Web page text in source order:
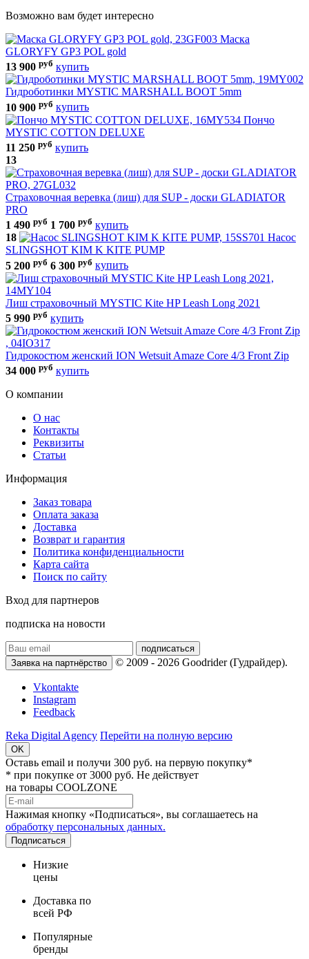
Возможно вам будет интересно
Маска
GLORYFY GP3 POL gold
13 900 руб купить
Гидроботинки MYSTIC MARSHALL BOOT 5mm
10 900 руб купить
Пончо
MYSTIC COTTON DELUXE
11 250 руб купить
13
Страховочная веревка (лиш) для SUP - доски GLADIATOR
PRO
1 490 руб 1 700 руб купить
18
Насос
SLINGSHOT KIM K KITE PUMP
5 200 руб 6 300 руб купить
Лиш страховочный MYSTIC Kite HP Leash Long 2021
5 990 руб купить
Гидрокостюм женский ION Wetsuit Amaze Core 4/3 Front Zip
34 000 руб купить
О компании
О нас
Контакты
Реквизиты
Статьи
Информация
Заказ товара
Оплата заказа
Доставка
Возврат и гарантия
Политика конфиденциальности
Карта сайта
Поиск по сайту
Вход для партнеров
подписка на новости
подписаться
Заявка на партнёрство
© 2009 - 2026 Goodrider (Гудрайдер).
Vkontakte
Instagram
Feedback
Reka Digital Agency Перейти на полную версию
OK
Оставь email и получи 300 руб. на первую покупку*
* при покупке от 3000 руб. Не действует
на товары COOLZONE
Нажимая кнопку «Подписаться», вы соглашаетесь на
обработку персональных данных.
Подписаться
Низкие
цены
Доставка по
всей РФ
Популярные
бренды